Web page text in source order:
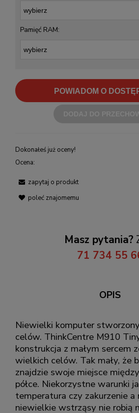
Pamięć RAM:
POWIADOM O
Dokonałeś już oceny!
Ocena:
zapytaj o produkt
poleć znajomemu
Masz pytania?
71 734 55
OPIS
Niewielki komputer
celów. ThinkCentre M910
konstrukcja z małym sercem
wielkich celów. Tak mały, że
znajdzie swoje miejsce
półce. Niekorzystne warunki
temperatura czy zakurzenie
niewielkie wstrząsy nie robią